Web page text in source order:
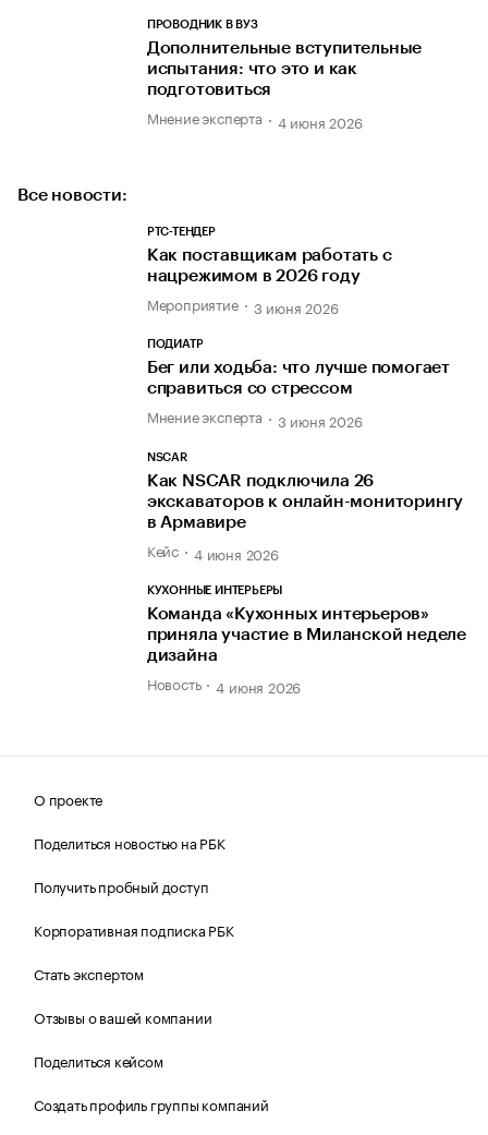
ПРОВОДНИК В ВУЗ
Дополнительные вступительные
испытания: что это и как
подготовиться
Мнение эксперта 4 июня 2026
Все новости:
РТС-ТЕНДЕР
Как поставщикам работать с
нацрежимом в 2026 году
Мероприятие 3 июня 2026
ПОДИАТР
Бег или ходьба: что лучше помогает
справиться со стрессом
Мнение эксперта 3 июня 2026
NSCAR
Как NSCAR подключила 26
экскаваторов к онлайн-мониторингу
в Армавире
Кейс 4 июня 2026
КУХОННЫЕ ИНТЕРЬЕРЫ
Команда «Кухонных интерьеров»
приняла участие в Миланской неделе
дизайна
Новость 4 июня 2026
О проекте
Поделиться новостью на РБК
Получить пробный доступ
Корпоративная подписка РБК
Стать экспертом
Отзывы о вашей компании
Поделиться кейсом
Создать профиль группы компаний